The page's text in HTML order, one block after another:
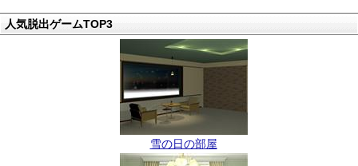
人気脱出ゲームTOP3
雪の日の部屋